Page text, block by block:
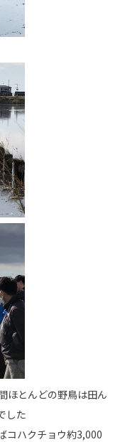
ほとんどの野鳥は田ん
した
コハクチョウ約3,000